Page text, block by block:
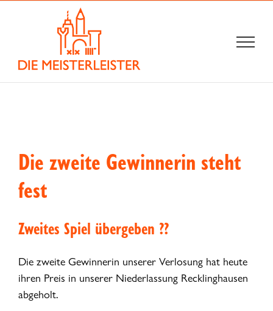
Die zweite Gewinnerin steht
fest
Zweites Spiel übergeben ??
Die zweite Gewinnerin unserer Verlosung hat heute
ihren Preis in unserer Niederlassung Recklinghausen
abgeholt.